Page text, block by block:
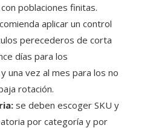
poblaciones finitas.
aplicar un control
perecederos de corta
días para los
una vez al mes para los no
rotación.
se deben escoger SKU y
por categoría y por